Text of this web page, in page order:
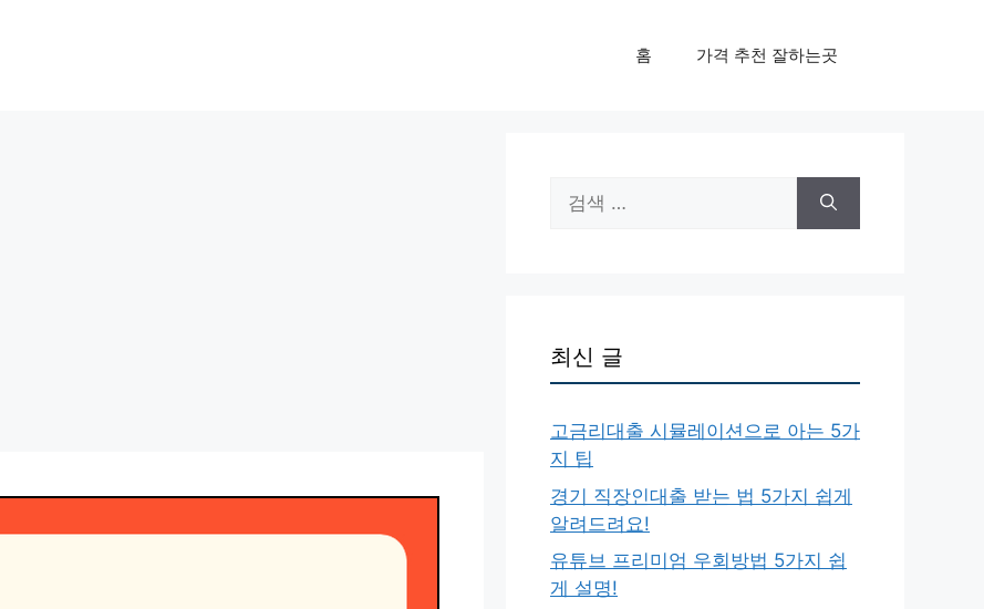
홈 가격 추천 잘하는곳
색:
최신 글
고금리대출 시뮬레이션으로 아는 5가
지 팁
경기 직장인대출 받는 법 5가지 쉽게
알려드려요!
유튜브 프리미엄 우회방법 5가지 쉽
게 설명!